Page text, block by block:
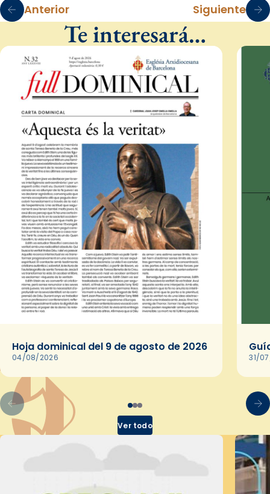
Anterior Siguiente
Te interesará…
Hoja dominical del 9 de agosto de 2026
04/08/2026 31/
Ver todo